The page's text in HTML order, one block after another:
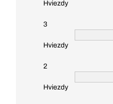
Hviezdy
3
Hviezdy
2
Hviezdy